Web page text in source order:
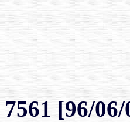
7561 [96/